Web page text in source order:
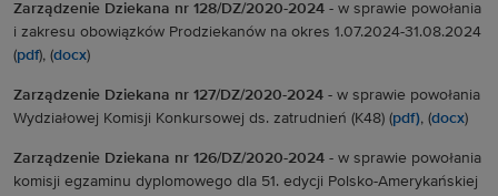
Zarządzenie Dziekana nr 128/DZ/2020-2024 - w sprawie powołania
i zakresu obowiązków Prodziekanów na okres 1.07.2024-31.08.2024
(pdf), (docx)
Zarządzenie Dziekana nr 127/DZ/2020-2024 - w sprawie powołania
Wydziałowej Komisji Konkursowej ds. zatrudnień (K48) (pdf), (docx)
Zarządzenie Dziekana nr 126/DZ/2020-2024 - w sprawie powołania
komisji egzaminu dyplomowego dla 51. edycji Polsko-Amerykańskiej